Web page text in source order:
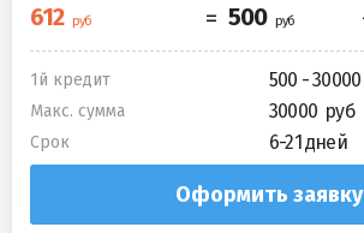
1й кредит 500 - 30000
Макс. сумма 30000
Срок 6-21 дней
Оформить заявку